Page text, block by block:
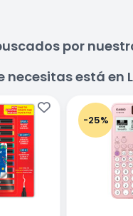
por
necesitas está en
-25%